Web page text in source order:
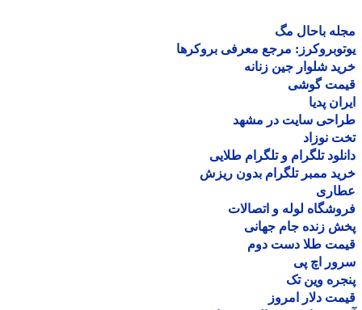
باحال مگ
مرجع معرفی بروکرها
شلوار جین زنانه
گوشی
پدیا
سایت در مشهد
نوزاد
تلگرام و تلگرام طلایی
ممبر تلگرام بدون ریزش
لوله و اتصالات
زنده جام جهانی
طلا دست دوم
اچ پی
وین تک
دلار امروز